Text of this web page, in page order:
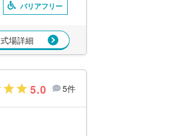
バリアフリー
式場詳細
5.0 5件